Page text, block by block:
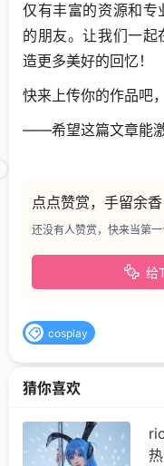
仅有丰富的资源和专
的朋友。让我们一起
造更多美好的回忆！
快来上传你的作品吧
——希望这篇文章能
点点赞赏，手留余香
还没有人赞赏，快来当第一
给
cosplay
猜你喜欢